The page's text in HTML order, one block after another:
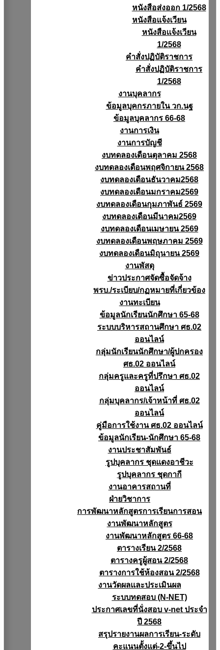
หนังสือส่งออก 1/2568
หนังสือแจ้งเวียน
หนังสือเเจ้งเวียน
1/2568
คำสั่งปฏิบัติราชการ
คำสั่งปฏิบัติราชการ
1/2568
งานบุคลากร
ข้อมูลบุคกรภายใน วก.นฐ
ข้อมูลบุคลากร 66-68
งานการเงิน
งานการบัญชี
งบทดลองเดือนตุลาคม 2568
งบทดลองเดือนพฤศจิกายน 2568
งบทดลองเดือนธันวาคม2568
งบทดลองเดือนมกราคม2569
งบทดลองเดือนกุมภาพันธ์ 2569
งบทดลองเดือนมีนาคม2569
งบทดลองเดือนเมษายน 2569
งบทดลองเดือนพฤษภาคม 2569
งบทดลองเดือนมิถุนายน 2569
งานพัสดุ
ข่าวประกาศจัดซื้อจัดจ้าง
พรบ./ระเบียบ/กฏหมายที่เกี่ยวข้อง
งานทะเบียน
ข้อมูลนักเรียนนักศึกษา 65-68
ระบบบริหารสถานศึกษา ศธ.02
ออนไลน์
กลุ่มนักเรียนนักศึกษา/ผู้ปกครอง
ศธ.02 ออนไลน์
กลุ่มครูและครูที่ปรึกษา ศธ.02
ออนไลน์
กลุ่มบุคลากร/เจ้าหน้าที่ ศธ.02
ออนไลน์
คู่มือการใช้งาน ศธ.02 ออนไลน์
ข้อมูลนักเรียน-นักศึกษา 65-68
งานประชาสัมพันธ์
รูปบุคลากร ชุดแดงอาชีวะ
รูปบุคลากร ชุดกากี
งานอาคารสถานที่
ฝ่ายวิชาการ
การพัฒนาหลักสูตรการเรียนการสอน
งานพัฒนาหลักสูตร
งานพัฒนาหลักสูตร 66-68
ตารางเรียน 2/2568
ตารางครูผู้สอน 2/2568
ตารางการใช้ห้องสอน 2/2568
งานวัดผลเเละประเมินผล
ระบบทดสอบ (N-NET)
ประกาศเลขที่นั่งสอบ v-net ประจำ
ปี 2568
สรุปรายงานผลการเรียน-ระดับ
คะแนนตั้งแต่-2-ขึ้นไป